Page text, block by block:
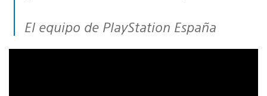
El equipo de PlayStation España